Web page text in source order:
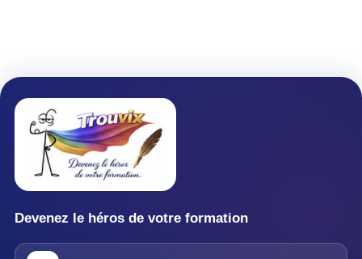
Devenez le héros de votre formation